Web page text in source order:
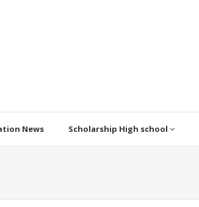
News Scholarship High school